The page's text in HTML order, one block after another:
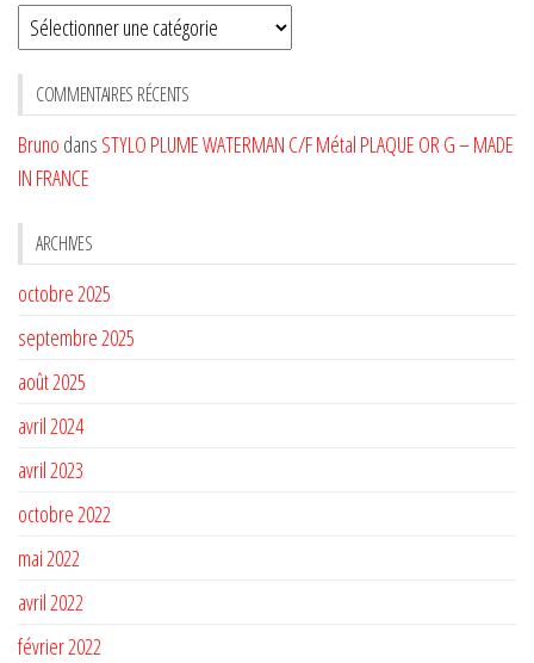
Sélectionnez
une
CATÉGORIE
COMMENTAIRES RÉCENTS
Bruno dans STYLO PLUME WATERMAN C/F Métal PLAQUE OR G – MADE
IN FRANCE
ARCHIVES
octobre 2025
septembre 2025
août 2025
avril 2024
avril 2023
octobre 2022
mai 2022
avril 2022
février 2022